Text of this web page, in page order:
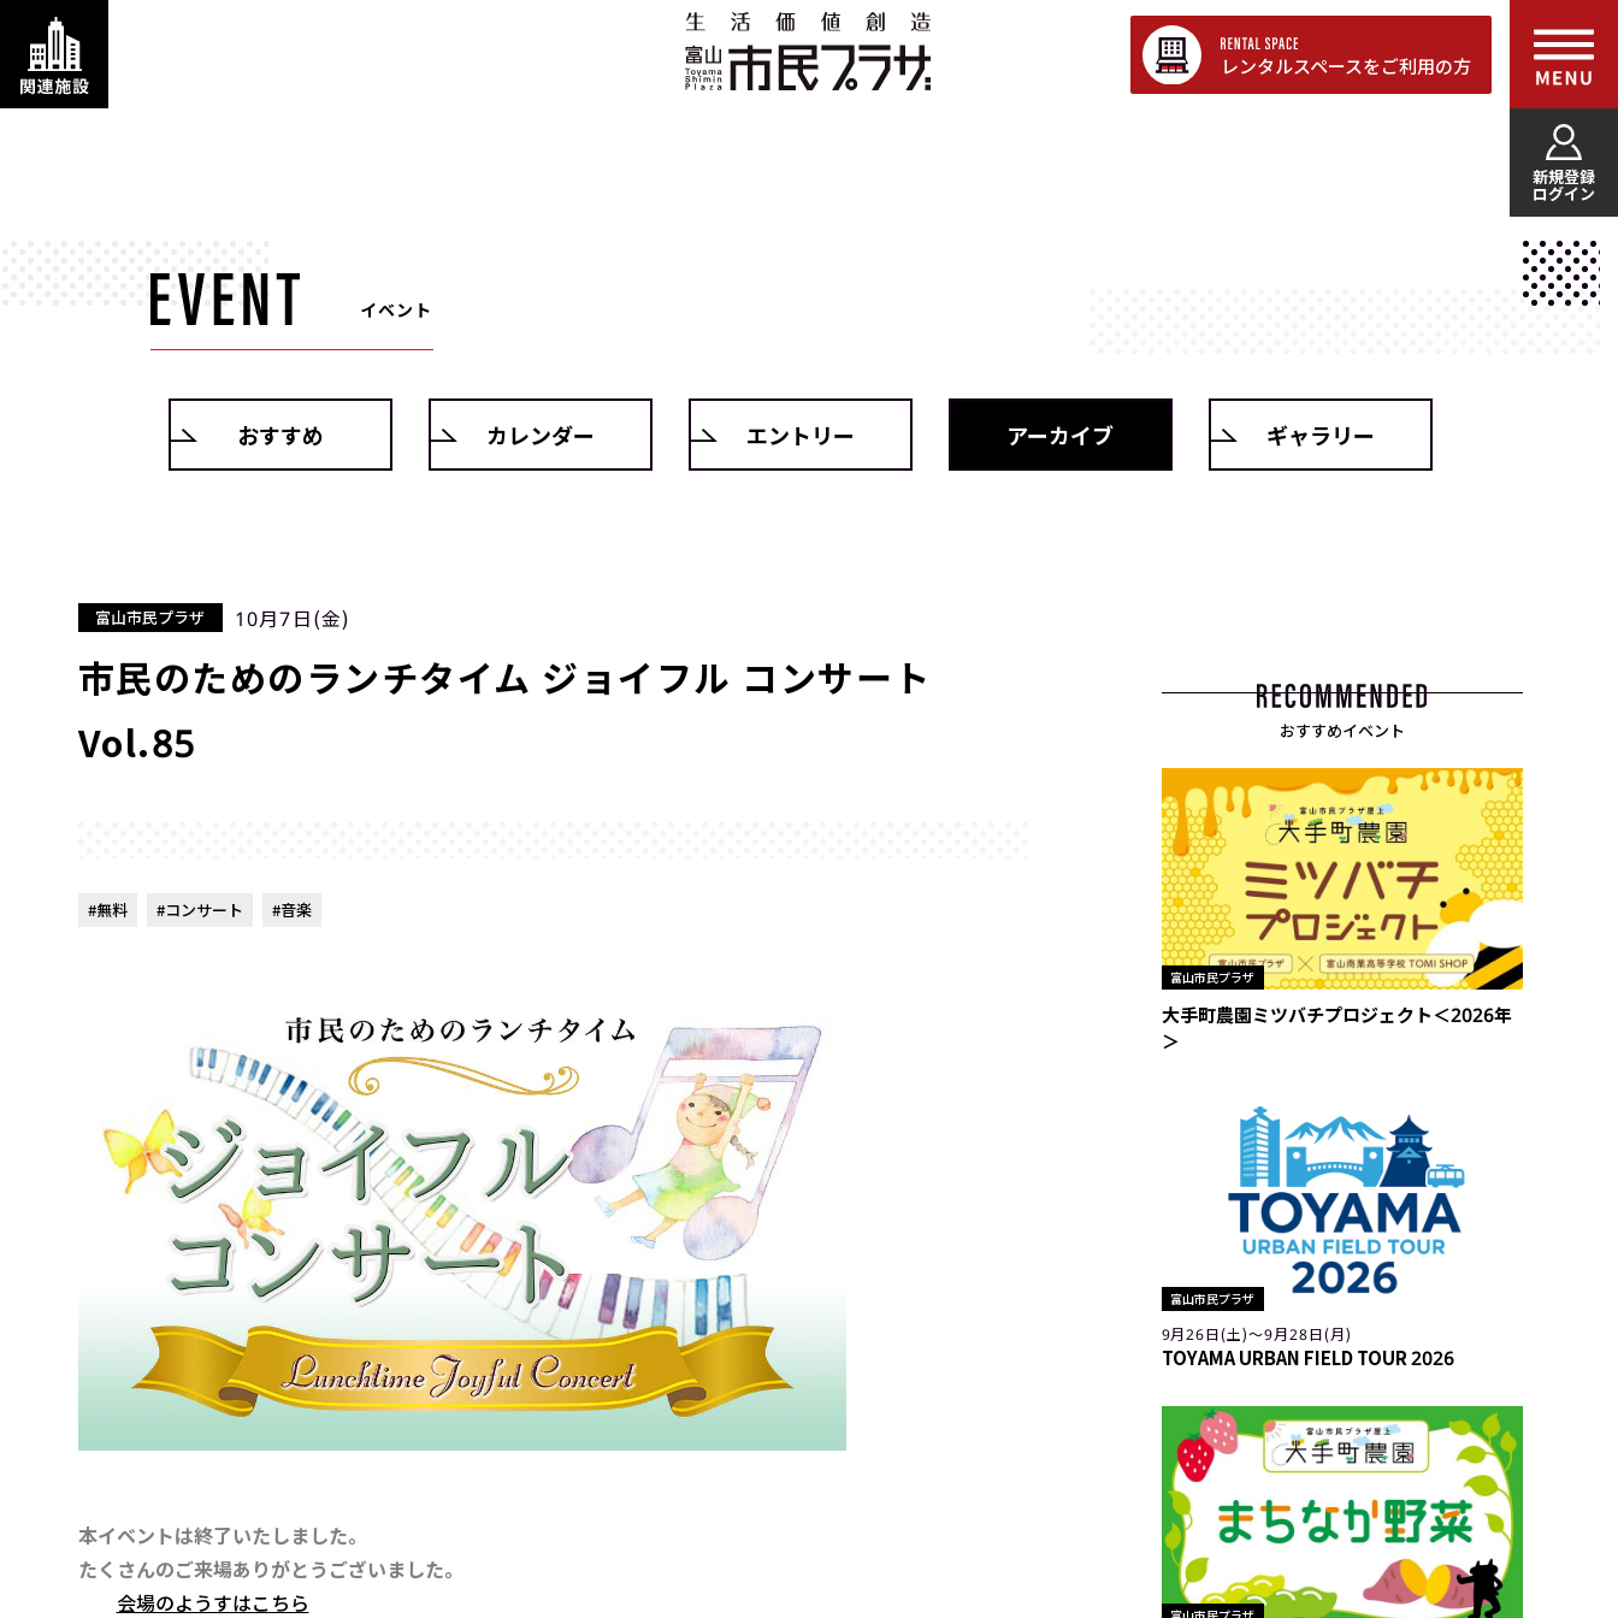
新規登録
ログイン
レンタルスペースをご利用の方
イベント
おすすめ カレンダー エントリー アーカイブ ギャラリー
市民のためのランチタイム ジョイフル コンサート
Vol.85
富山市民プラザ 10月7日(金)
#無料 #コンサート #音楽
本イベントは終了いたしました。
たくさんのご来場ありがとうございました。
会場のようすはこちら
おすすめイベント
富山市民プラザ
大手町農園ミツバチプロジェクト＜2026年
＞
富山市民プラザ
9月26日(土)〜9月28日(月)
TOYAMA URBAN FIELD TOUR 2026